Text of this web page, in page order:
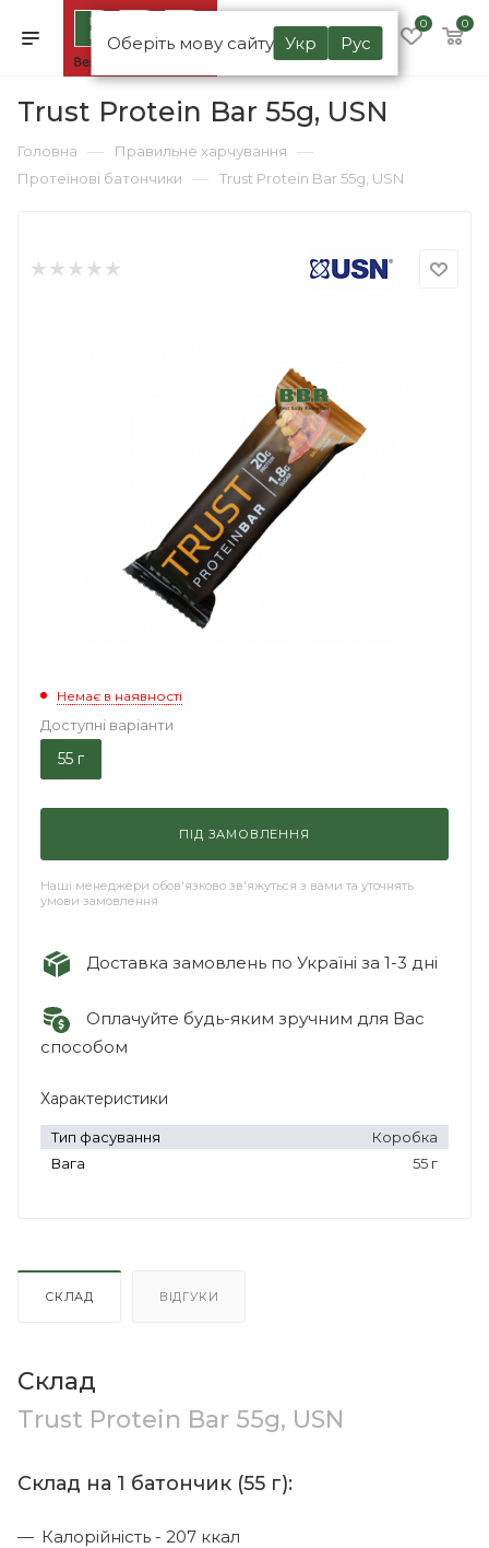
Оберіть мову сайту Укр Рус
0 0
Trust Protein Bar 55g, USN
Головна — Правильне харчування —
Протеїнові батончики — Trust Protein Bar 55g, USN
Немає в наявності
Доступні варіанти
55 г
ПІД ЗАМОВЛЕННЯ
Наші менеджери обов'язково зв'яжуться з вами та уточнять
умови замовлення
Доставка замовлень по Україні за 1-3 дні
Оплачуйте будь-яким зручним для Вас
способом
Характеристики
Тип фасування
Коробка
Вага
55 г
СКЛАД ВІДГУКИ
Склад
Trust Protein Bar 55g, USN
Склад на 1 батончик (55 г):
Калорійність - 207 ккал